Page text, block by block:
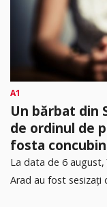
A1
Un bărbat din
de ordinul de
fosta
​La data de 6 august,
Arad au fost sesizați